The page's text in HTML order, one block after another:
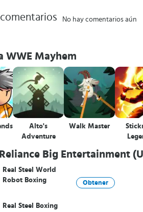
No hay comentarios aún
WWE Mayhem
Alto's
Adventure
Walk Master
Big Entertainment
Real Steel World
Robot Boxing
Obtener
Real Steel Boxing